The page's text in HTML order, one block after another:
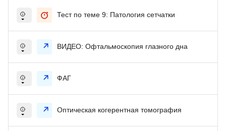
Тест по теме 9: Патология сетчатки
ВИДЕО: Офтальмоскопия глазного дна
ФАГ
Оптическая когерентная томография